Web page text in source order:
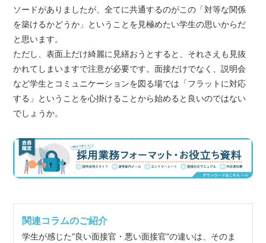
ソードがありましたが、全てに共通するのがこの「対等な関係
を築けるかどうか」ということを見極めたい学生の思いからだ
と思います。
ただし、表面上だけ綺麗に見繕おうとすると、それさえも見抜
かれてしまいますで注意が必要です。面接だけでなく、説明会
など学生とコミュニケーションを図る場では「フラットに対応
する」ということを心掛けることから始めると良いのではない
でしょうか。
関連コラムのご紹介
学生が感じた“良い面接官・悪い面接官”の違いは、そのま